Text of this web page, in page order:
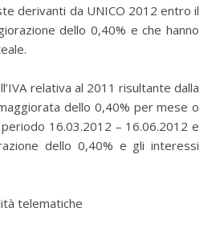
derivanti da UNICO 2012 entro il
dello 0,40% e che hanno
relativa al 2011 risultante dalla
dello 0,40% per mese o
16.03.2012 – 16.06.2012 e
dello 0,40% e gli interessi
telematiche